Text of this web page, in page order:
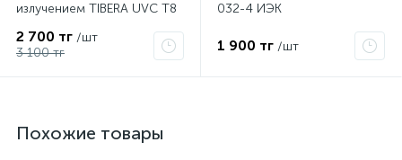
излучением TIBERA UVC T8
2 700 тг /шт
3 100 тг
032-4 ИЭК
1 900 тг /шт
Похожие товары